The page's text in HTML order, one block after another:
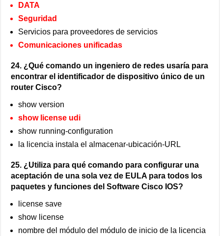
DATA
Seguridad
Servicios para proveedores de servicios
Comunicaciones unificadas
24. ¿Qué comando un ingeniero de redes usaría para
encontrar el identificador de dispositivo único de un
router Cisco?
show version
show license udi
show running-configuration
la licencia instala el almacenar-ubicación-URL
25. ¿Utiliza para qué comando para configurar una
aceptación de una sola vez de EULA para todos los
paquetes y funciones del Software Cisco IOS?
license save
show license
nombre del módulo del módulo de inicio de la licencia